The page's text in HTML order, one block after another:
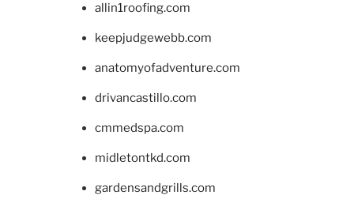
allin1roofing.com
keepjudgewebb.com
anatomyofadventure.com
drivancastillo.com
cmmedspa.com
midletontkd.com
gardensandgrills.com